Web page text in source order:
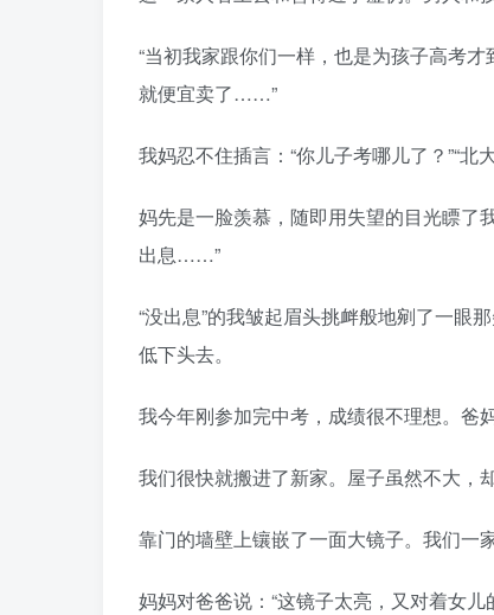
“当初我家跟你们一样，也是为孩子高考
就便宜卖了……”
我妈忍不住插言：“你儿子考哪儿了？”“北
妈先是一脸羡慕，随即用失望的目光瞟了
出息……”
“没出息”的我皱起眉头挑衅般地剜了一眼
低下头去。
我今年刚参加完中考，成绩很不理想。爸
我们很快就搬进了新家。屋子虽然不大，
靠门的墙壁上镶嵌了一面大镜子。我们一
妈妈对爸爸说：“这镜子太亮，又对着女